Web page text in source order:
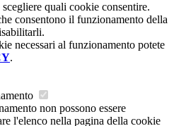
quali cookie consentire.
consentono il funzionamento della
necessari al funzionamento potete
.
non possono essere
l'elenco nella pagina della cookie